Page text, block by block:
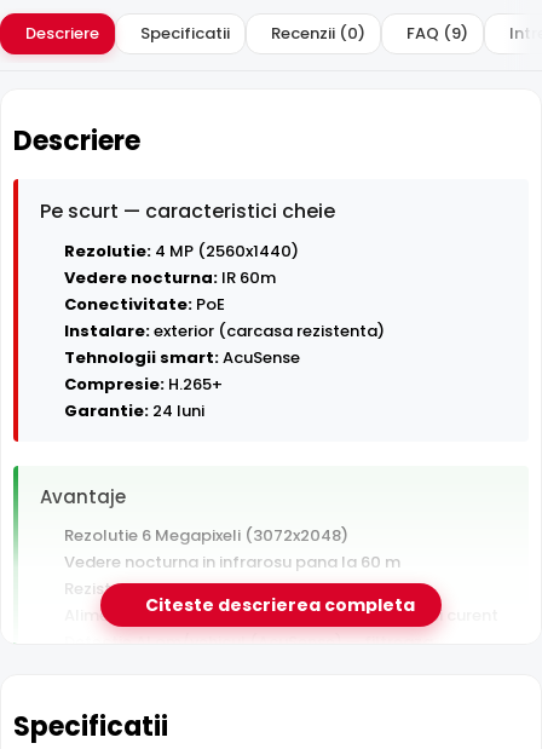
Descriere Specificatii Recenzii (0) FAQ (9)
Descriere
Pe scurt — caracteristici cheie
Rezolutie: 4 MP (2560x1440)
Vedere nocturna: IR 60m
Conectivitate: PoE
Instalare:exterior (carcasa rezistenta)
Tehnologii smart:AcuSense
Compresie: H.265+
Garantie: 24 luni
Avantaje
Rezolutie 6 Megapixeli (3072x2048)
Vedere nocturna in infrarosu pana la 60 m
Rezistenta la exterior — ploaie, praf si inghet
Alimentare PoE — un singur cablu pentru date si curent
Detectie AI om/vehicul (AcuSense) — filtreaza
Citeste descrierea completa
Specificatii